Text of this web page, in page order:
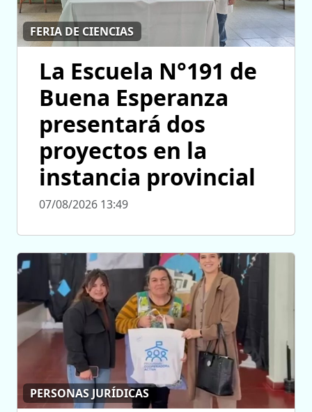
FERIA DE CIENCIAS
La Escuela N°191 de
Buena Esperanza
presentará dos
proyectos en la
instancia provincial
07/08/2026 13:49
PERSONAS JURÍDICAS